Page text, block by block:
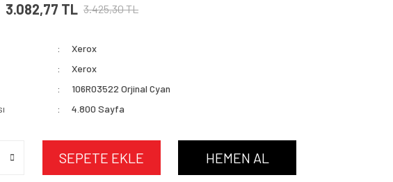
3.082,77 TL 3.425,30 TL
Xerox
Xerox
106R03522 Orjinal Cyan
4.800 Sayfa
SEPETE EKLE HEMEN AL